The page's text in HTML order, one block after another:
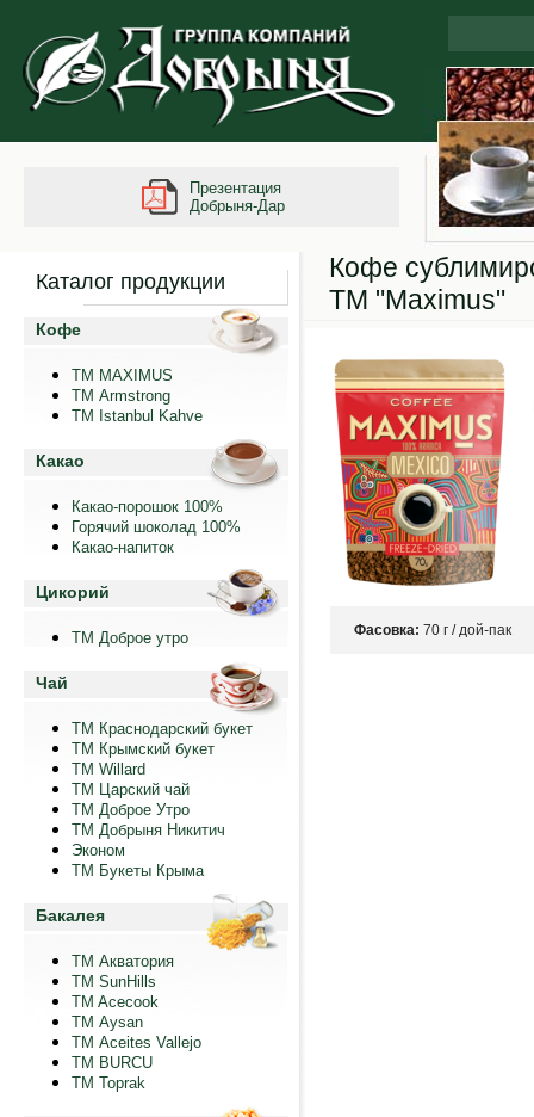
Презентация
Добрыня-Дар
Каталог продукции
Кофе
ТМ MAXIMUS
ТМ Armstrong
TM Istanbul Kahve
Какао
Какао-порошок 100%
Горячий шоколад 100%
Какао-напиток
Цикорий
ТМ Доброе утро
Чай
ТМ Краснодарский букет
ТМ Крымский букет
ТМ Willard
ТМ Царский чай
ТМ Доброе Утро
ТМ Добрыня Никитич
Эконом
ТМ Букеты Крыма
Бакалея
ТМ Акватория
ТМ SunHills
TM Acecook
ТМ Aysan
ТМ Aceites Vallejo
TM BURCU
TM Toprak
Кофе
ТМ "Maximus"
Фасовка: 70 г / дой-пак